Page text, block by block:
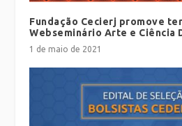
Fundação Cecierj promove
Webseminário Arte e Ciência
1 de maio de 2021